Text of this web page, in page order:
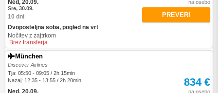
Ned, 20.09.
Sre, 30.09.
10 dni
Dvoposteljna soba, pogled na vrt
Nočitev z zajtrkom
Brez transferja
na osebo
PREVERI
München
Discover Airlines
Tja: 05:50 - 09:05 / 2h 15min
Nazaj: 12:35 - 13:55 / 2h 20min
Ned, 20.09.
834 €
na osebo